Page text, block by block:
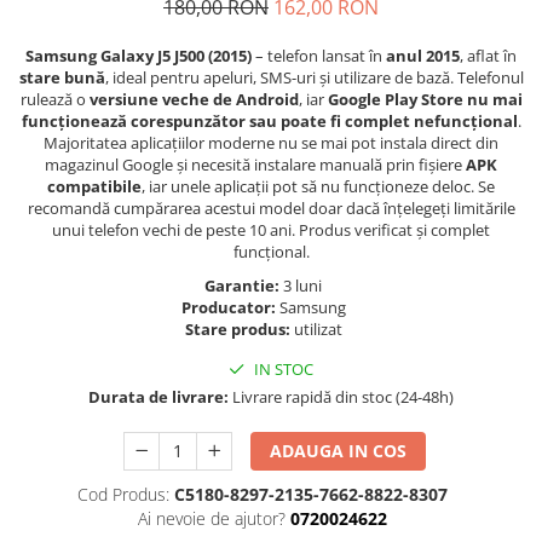
Logitec
Makita
Maxcom
Meizu
Nokia
OralB
Wiko Lenny
Huse
Laveta
Mufa Jack
Pen
Periute de dinti electrice
Prelungitor USB
Carcasa telefon
180,00 RON 162,00 RON
Samsung Galaxy J5 J500 (2015)– telefon lansat în anul 2015, aflat în
stare bună, ideal pentru apeluri, SMS-uri și utilizare de bază. Telefonul
rulează o versiune veche de Android, iarGoogle Play Store nu mai
funcționează corespunzător sau poate fi complet nefuncțional.
Majoritatea aplicațiilor moderne nu se mai pot instala direct din
magazinul Google și necesită instalare manuală prin fișiereAPK
compatibile, iar unele aplicații pot să nu funcționeze deloc. Se
recomandă cumpărarea acestui model doar dacă înțelegeți limitările
unui telefon vechi de peste 10 ani. Produs verificat și complet
funcțional.
Garantie: 3 luni
Producator: Samsung
Stare produs: utilizat
IN STOC
Durata de livrare: Livrare rapidă din stoc (24-48h)
ADAUGA IN COS
Cod Produs: C5180-8297-2135-7662-8822-8307
Ai nevoie de ajutor? 0720024622